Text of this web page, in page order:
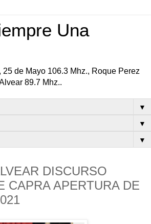
Una
de Mayo 106.3 Mhz., Roque Perez
89.7 Mhz..
▼
▼
▼
DISCURSO
CAPRA APERTURA DE